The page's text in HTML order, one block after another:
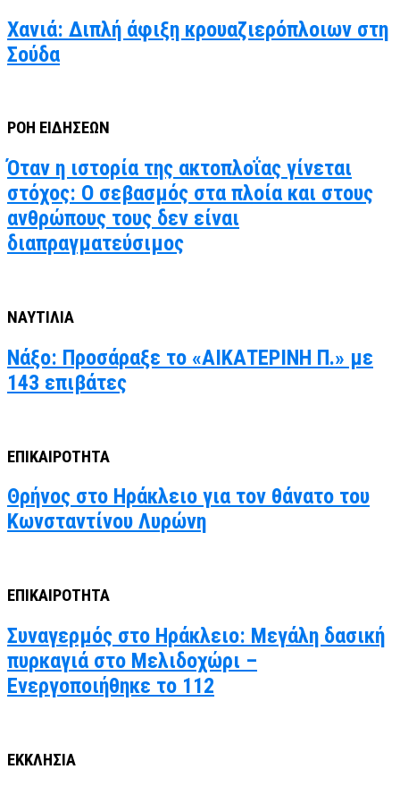
Χανιά: Διπλή άφιξη κρουαζιερόπλοιων στη
Σούδα
ΡΟΗ ΕΙΔΗΣΕΩΝ
Όταν η ιστορία της ακτοπλοΐας γίνεται
στόχος: Ο σεβασμός στα πλοία και στους
ανθρώπους τους δεν είναι
διαπραγματεύσιμος
ΝΑΥΤΙΛΙΑ
Νάξο: Προσάραξε το «ΑΙΚΑΤΕΡΙΝΗ Π.» με
143 επιβάτες
ΕΠΙΚΑΙΡΟΤΗΤΑ
Θρήνος στο Ηράκλειο για τον θάνατο του
Κωνσταντίνου Λυρώνη
ΕΠΙΚΑΙΡΟΤΗΤΑ
Συναγερμός στο Ηράκλειο: Μεγάλη δασική
πυρκαγιά στο Μελιδοχώρι –
Ενεργοποιήθηκε το 112
ΕΚΚΛΗΣΙΑ